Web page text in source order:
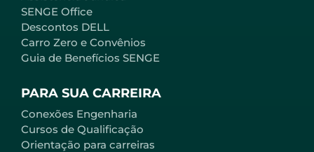
SENGE Office
Descontos DELL
Carro Zero e Convênios
Guia de Benefícios SENGE
PARA SUA CARREIRA
Conexões Engenharia
Cursos de Qualificação
Orientação para carreiras